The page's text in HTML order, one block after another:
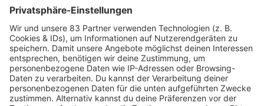
21.04.2025
Robert Palmer - Johnny and Mary
INFO
14.04.2025 Folge 156
The Proclaimers - I'm Gonna Be (500
Miles)
INFO